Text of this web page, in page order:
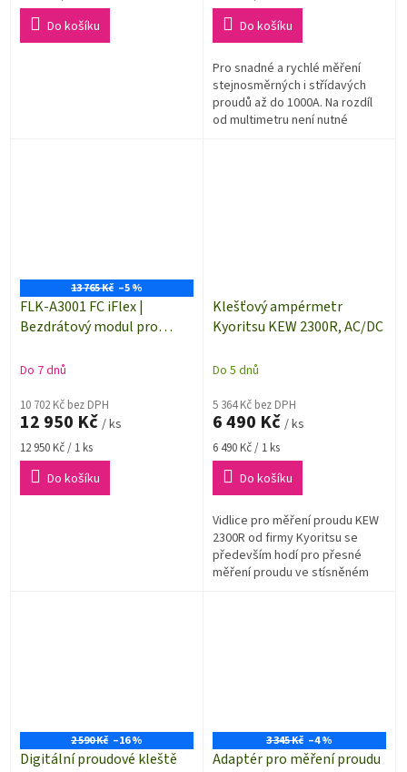
cena:
Do košíku
cena:
Do košíku
Pro snadné a rychlé měření
stejnosměrných i střídavých
proudů až do 1000A. Na rozdíl
od multimetru není nutné
13 765 Kč –5 %
FLK-A3001 FC iFlex |
Bezdrátový modul pro
Connect, 4459439
Do 7 dnů
10 702 Kč bez DPH
12 950 Kč / ks
Měrná
cena:
12 950 Kč / 1 ks
Do košíku
Klešťový ampérmetr
Kyoritsu KEW 2300R, AC/DC
Do 5 dnů
5 364 Kč bez DPH
6 490 Kč / ks
Měrná
cena:
6 490 Kč / 1 ks
Do košíku
Vidlice pro měření proudu KEW
2300R od firmy Kyoritsu se
především hodí pro přesné
měření proudu ve stísněném
2 590 Kč –16 %
Digitální proudové kleště
3 345 Kč –4 %
Adaptér pro měření proudu